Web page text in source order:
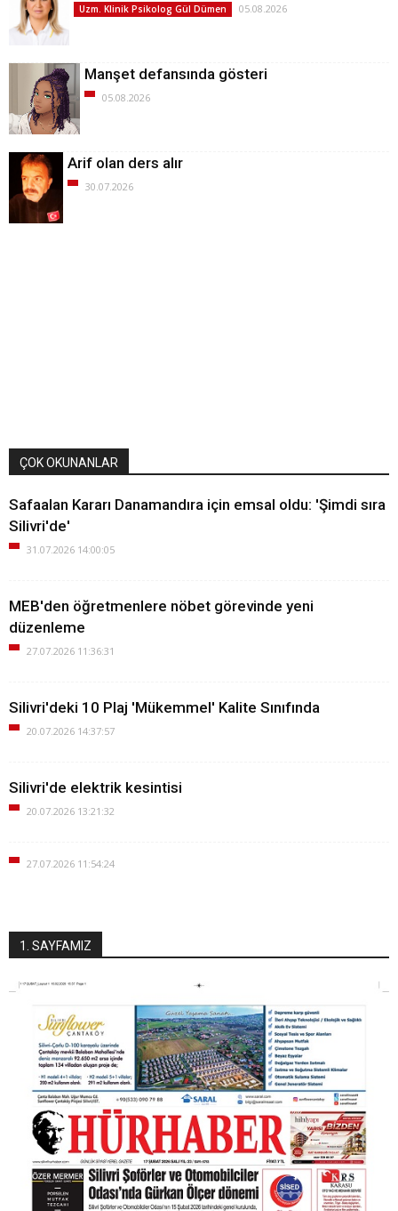
Uzm. Klinik Psikolog Gül Dümen 05.08.2026
Manşet defansında gösteri
05.08.2026
Arif olan ders alır
30.07.2026
ÇOK OKUNANLAR
Safaalan Kararı Danamandıra için emsal oldu: 'Şimdi sıra
Silivri'de'
31.07.2026 14:00:05
MEB'den öğretmenlere nöbet görevinde yeni
düzenleme
27.07.2026 11:36:31
Silivri'deki 10 Plaj 'Mükemmel' Kalite Sınıfında
20.07.2026 14:37:57
Silivri'de elektrik kesintisi
20.07.2026 13:21:32
27.07.2026 11:54:24
1. SAYFAMIZ